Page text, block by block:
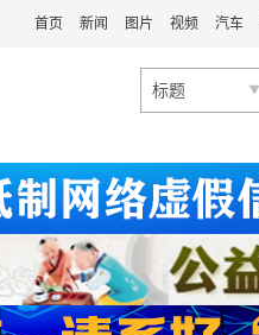
首页 新闻 图片 视频 汽车
标题